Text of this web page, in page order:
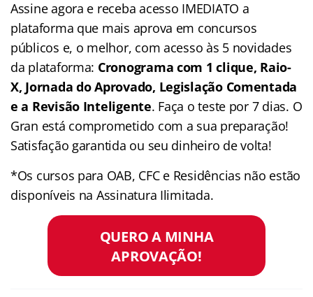
Assine agora e receba acesso IMEDIATO a
plataforma que mais aprova em concursos
públicos e, o melhor, com acesso às 5 novidades
da plataforma: Cronograma com 1 clique, Raio-
X, Jornada do Aprovado, Legislação Comentada
e a Revisão Inteligente. Faça o teste por 7 dias. O
Gran está comprometido com a sua preparação!
Satisfação garantida ou seu dinheiro de volta!
*Os cursos para OAB, CFC e Residências não estão
disponíveis na Assinatura Ilimitada.
QUERO A MINHA
APROVAÇÃO!